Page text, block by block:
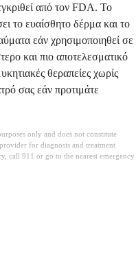
από τον FDA. Το
το ευαίσθητο δέρμα και το
εάν χρησιμοποιηθεί σε
και πιο αποτελεσματικό
θεραπείες χωρίς
σας εάν προτιμάτε
only and does not constitute
for diagnosis and treatment
call 911 or go to the nearest emergency